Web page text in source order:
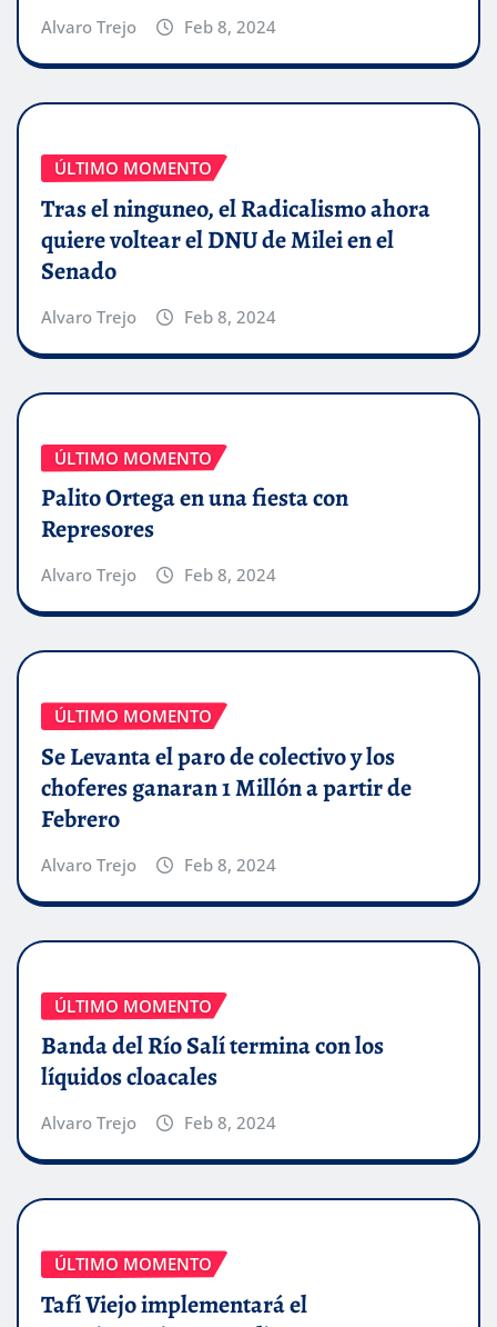
Alvaro Trejo Feb 8, 2024
ÚLTIMO MOMENTO
Tras el ninguneo, el Radicalismo ahora
quiere voltear el DNU de Milei en el
Senado
Alvaro Trejo Feb 8, 2024
ÚLTIMO MOMENTO
Palito Ortega en una fiesta con
Represores
Alvaro Trejo Feb 8, 2024
ÚLTIMO MOMENTO
Se Levanta el paro de colectivo y los
choferes ganaran 1 Millón a partir de
Febrero
Alvaro Trejo Feb 8, 2024
ÚLTIMO MOMENTO
Banda del Río Salí termina con los
líquidos cloacales
Alvaro Trejo Feb 8, 2024
ÚLTIMO MOMENTO
Tafí Viejo implementará el